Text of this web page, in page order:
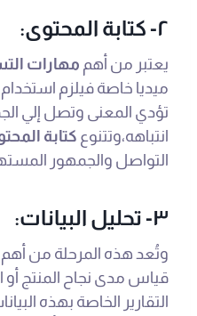
٢- كتابة المحتوى:
يعتبر من أهم مهارات
ميديا خاصة فيلزم
تؤدي المعنى وتصل إلي
انتباهه،وتتنوع كتابة
التواصل والجمهور
٣- تحليل البيانات:
وتُعد هذه المرحلة من
قياس مدى نجاح المنتج
التقارير الخاصة بهذه